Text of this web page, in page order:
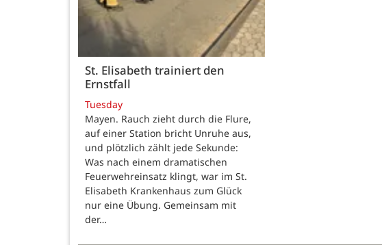
St. Elisabeth trainiert den
Ernstfall
Tuesday
Mayen. Rauch zieht durch die Flure,
auf einer Station bricht Unruhe aus,
und plötzlich zählt jede Sekunde:
Was nach einem dramatischen
Feuerwehreinsatz klingt, war im St.
Elisabeth Krankenhaus zum Glück
nur eine Übung. Gemeinsam mit
der…